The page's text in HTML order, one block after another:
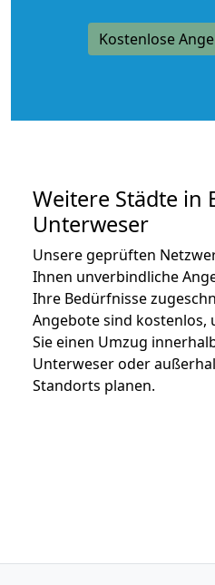
Kostenlose
Weitere Städte in
Unterweser
Unsere geprüften
Ihnen unverbindliche
Ihre Bedürfnisse
Angebote sind kostenlos,
Sie einen Umzug
Unterweser oder
Standorts planen.